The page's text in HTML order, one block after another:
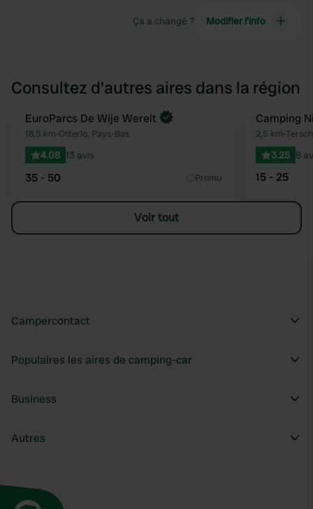
Ça a changé ? Modifier l’info
Consultez d'autres aires dans la région
Préféré
Reserve maintenant
EuroParcs De Wije Werelt
18,5 km•Otterlo, Pays-Bas
4.08 13 avis
35 - 50 Promu
Camping
2,5 km•
3.25 8
15 - 25
Voir tout
Campercontact
Populaires les aires de camping-car
Business
Autres